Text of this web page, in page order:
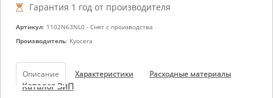
Гарантия 1 год от производителя
Артикул: 1102N63NL0 - Снят с производства
Производитель: Kyocera
Описание Характеристики Расходные материалы
Каталог ЗиП